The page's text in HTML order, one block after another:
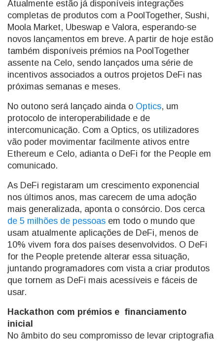
Atualmente estão já disponíveis integrações
completas de produtos com a PoolTogether, Sushi,
Moola Market, Ubeswap e Valora, esperando-se
novos lançamentos em breve. A partir de hoje estão
também disponíveis prémios na PoolTogether
assente na Celo, sendo lançados uma série de
incentivos associados a outros projetos DeFi nas
próximas semanas e meses.
No outono será lançado ainda o Optics, um
protocolo de interoperabilidade e de
intercomunicação. Com a Optics, os utilizadores
vão poder movimentar facilmente ativos entre
Ethereum e Celo, adianta o DeFi for the People em
comunicado.
As DeFi registaram um crescimento exponencial
nos últimos anos, mas carecem de uma adoção
mais generalizada, aponta o consórcio. Dos cerca
de 5 milhões de pessoas em todo o mundo que
usam atualmente aplicações de DeFi, menos de
10% vivem fora dos países desenvolvidos. O DeFi
for the People pretende alterar essa situação,
juntando programadores com vista a criar produtos
que tornem as DeFi mais acessíveis e fáceis de
usar.
Hackathon com prémios e financiamento
inicial
No âmbito do seu compromisso de levar criptografia